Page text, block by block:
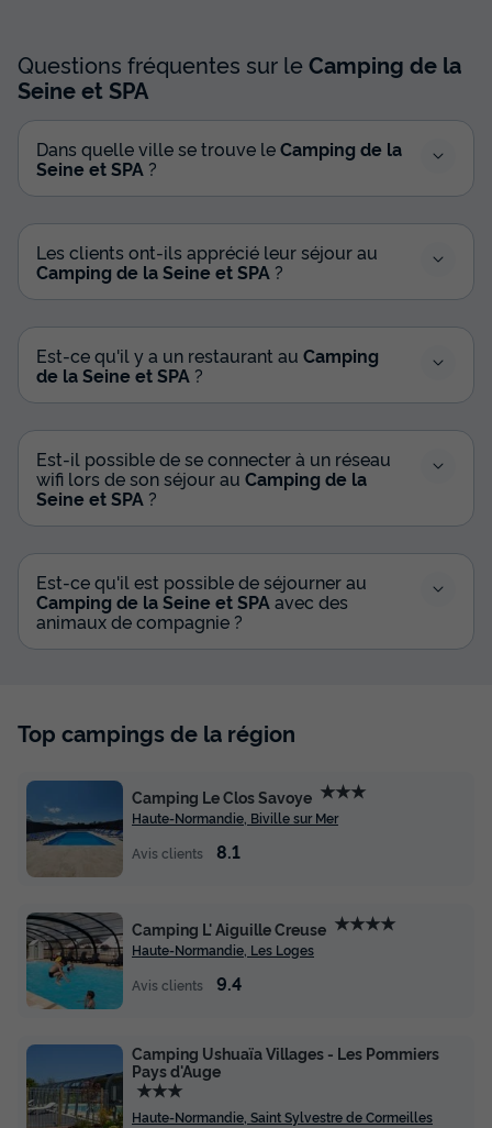
Questions fréquentes sur leCamping de la
Seine et SPA
Dans quelle ville se trouve leCamping de la
Seine et SPA ?
Les clients ont-ils apprécié leur séjour au
Camping de la Seine et SPA ?
Est-ce qu'il y a un restaurant au Camping
de la Seine et SPA ?
Est-il possible de se connecter à un réseau
wifi lors de son séjour au Camping de la
Seine et SPA ?
Est-ce qu'il est possible de séjourner au
Camping de la Seine et SPA avec des
animaux de compagnie ?
Top campings de la région
Camping Le Clos Savoye ★★★
Haute-Normandie, Biville sur Mer
Avis clients
8.1
Camping L' Aiguille Creuse ★★★★
Haute-Normandie, Les Loges
Avis clients
9.4
Camping Ushuaïa Villages - Les Pommiers
Pays d'Auge
★★★
Haute-Normandie, Saint Sylvestre de Cormeilles